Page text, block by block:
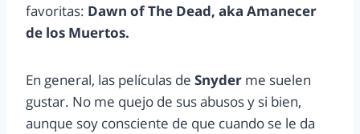
favoritas: Dawn of The Dead, aka Amanecer
de los Muertos.
En general, las películas de Snyder me suelen
gustar. No me quejo de sus abusos y si bien,
aunque soy consciente de que cuando se le da